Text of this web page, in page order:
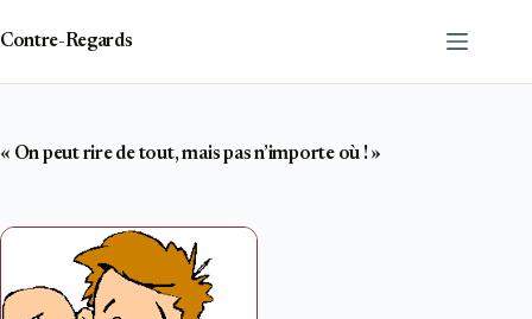
contenu
Contre-Regards
« On peut rire de tout, mais pas n’importe où ! »